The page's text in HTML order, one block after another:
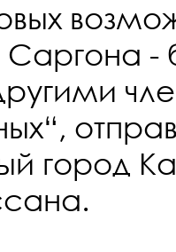
Саргона -
город